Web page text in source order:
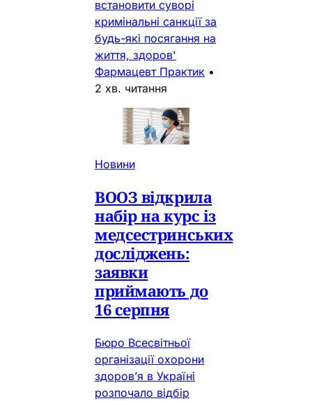
встановити суворі
кримінальні санкції за
будь-які посягання на
життя, здоров'
Фармацевт Практик •
2 хв. читання
Новини
ВООЗ відкрила
набір на курс із
медсестринських
досліджень:
заявки
приймають до
16 серпня
Бюро Всесвітньої
організації охорони
здоров’я в Україні
розпочало відбір